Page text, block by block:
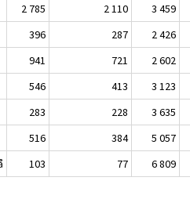
2 785 2 110
3 459
396 287
2 426
941 721
2 602
546 413
3 123
283 228
3 635
516 384
5 057
103 77 6 809